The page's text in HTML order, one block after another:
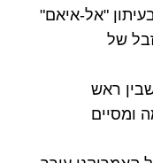
מאמר בעיתון "אל-איאם"
של
ראש
ומסיים